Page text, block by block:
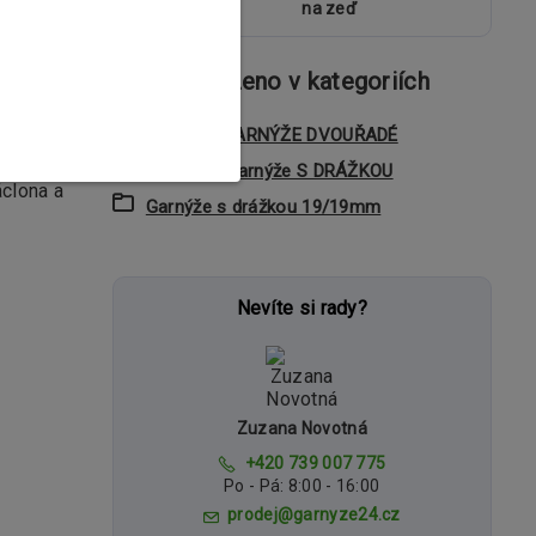
a
na zeď
Zboží zařazeno v kategoriích
KOVOVÉ GARNÝŽE DVOUŘADÉ
Dvouřadé garnýže S DRÁŽKOU
Garnýže s drážkou 19/19mm
Nevíte si rady?
Zuzana Novotná
+420 739 007 775
Po - Pá: 8:00 - 16:00
prodej@garnyze24.cz